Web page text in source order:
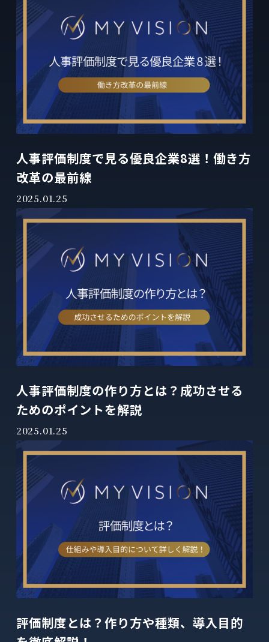
人事評価制度で見る優良企業8選！働き方
改革の最前線
2025.01.25
人事評価制度の作り方とは？成功させる
ためのポイントを解説
2025.01.25
評価制度とは？作り方や種類、導入目的